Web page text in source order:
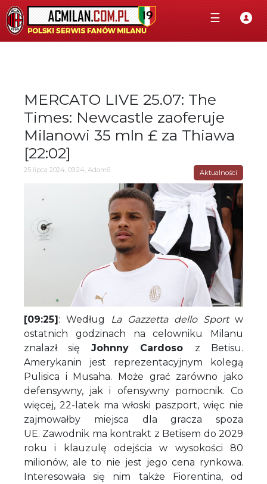
☰
MERCATO LIVE 25.07: The
Times: Newcastle zaoferuje
Milanowi 35 mln £ za Thiawa
[22:02]
25 lipca 2024, 09:24, Adam6 Aktualności
[09:25]: Według La Gazzetta dello Sportw
ostatnich godzinach na celowniku Milanu
znalazł się Johnny Cardoso z Betisu.
Amerykanin jest reprezentacyjnym kolegą
Pulisica i Musaha. Może grać zarówno jako
defensywny, jak i ofensywny pomocnik. Co
więcej, 22-latek ma włoski paszport, więc nie
zajmowałby miejsca dla gracza spoza
UE. Zawodnik ma kontrakt z Betisem do 2029
roku i klauzulę odejścia w wysokości 80
milionów, ale to nie jest jego cena rynkowa.
Interesowała się nim także Fiorentina, od